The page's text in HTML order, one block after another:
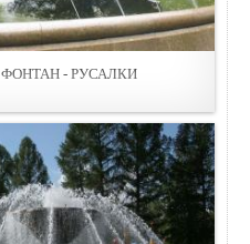
ФОНТАН - РУСАЛКИ